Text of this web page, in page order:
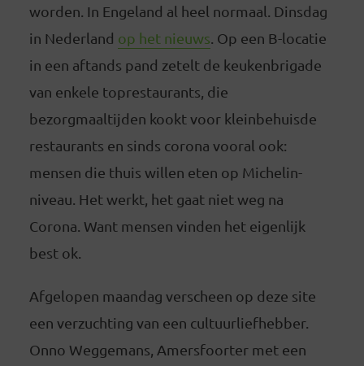
worden. In Engeland al heel normaal. Dinsdag
in Nederland op het nieuws . Op een B-locatie
in een aftands pand zetelt de keukenbrigade
van enkele toprestaurants, die
bezorgmaaltijden kookt voor kleinbehuisde
restaurants en sinds corona vooral ook:
mensen die thuis willen eten op Michelin-
niveau. Het werkt, het gaat niet weg na
Corona. Want mensen vinden het eigenlijk
best ok.
Afgelopen maandag verscheen op deze site
een verzuchting van een cultuurliefhebber.
Onno Weggemans, Amersfoorter met een